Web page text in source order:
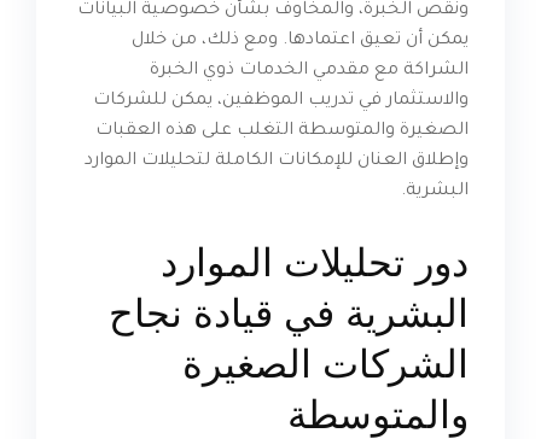
ونقص الخبرة، والمخاوف بشأن خصوصية البيانات
يمكن أن تعيق اعتمادها. ومع ذلك، من خلال
الشراكة مع مقدمي الخدمات ذوي الخبرة
والاستثمار في تدريب الموظفين، يمكن للشركات
الصغيرة والمتوسطة التغلب على هذه العقبات
وإطلاق العنان للإمكانات الكاملة لتحليلات الموارد
البشرية.
دور تحليلات الموارد
البشرية في قيادة نجاح
الشركات الصغيرة
والمتوسطة